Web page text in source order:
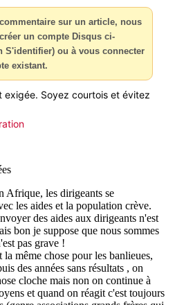
sur un article, nous
un compte Disqus ci-
S'identifier) ou à vous connecter
existant.
exigée. Soyez courtois et évitez